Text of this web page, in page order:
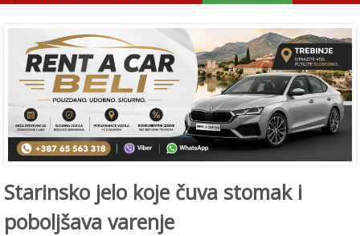
Starinsko jelo koje čuva stomak i
poboljšava varenje